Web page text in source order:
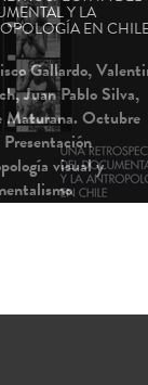
Y LA
EN
Gallardo,
Juan Pablo Silva,
Maturana. Octubre
visual y
chilena e